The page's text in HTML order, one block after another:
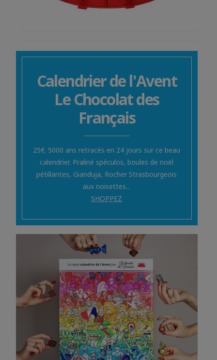
Calendrier de l'Avent
Le Chocolat des
Français
25€. 5000 ans retracés en 24 jours sur ce beau
calendrier. Praliné spéculos, boules de noël
pétillantes, Gianduja, Rocher Strasbourgeois
aux noisettes...
SHOPPEZ